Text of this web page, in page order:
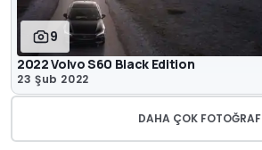
9
2022 Volvo S60 Black Edition
23 Şub 2022
DAHA ÇOK FOTOĞRAF